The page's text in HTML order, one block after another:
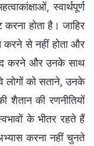
स्वार्थपूर्ण
होता है। जाहिर
से नहीं होता और
करने और उनके साथ
को सताने, उनके
शैतान की रणनीतियों
के भीतर रहते हैं
करना नहीं चुनते